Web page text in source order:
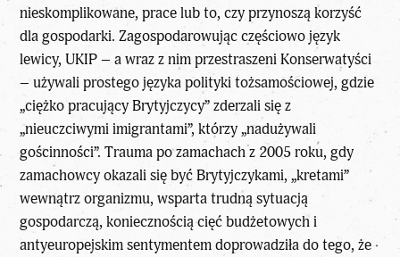
nieskomplikowane, prace lub to, czy przynoszą korzyść
dla gospodarki. Zagospodarowując częściowo język
lewicy, UKIP – a wraz z nim przestraszeni Konserwatyści
– używali prostego języka polityki tożsamościowej, gdzie
„ciężko pracujący Brytyjczycy” zderzali się z
„nieuczciwymi imigrantami”, którzy „nadużywali
gościnności”. Trauma po zamachach z 2005 roku, gdy
zamachowcy okazali się być Brytyjczykami, „kretami”
wewnątrz organizmu, wsparta trudną sytuacją
gospodarczą, koniecznością cięć budżetowych i
antyeuropejskim sentymentem doprowadziła do tego, że